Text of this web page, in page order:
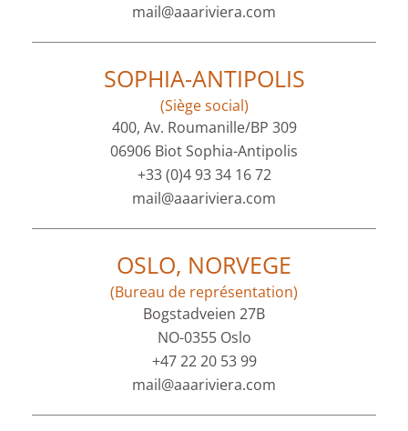
mail@aaariviera.com
SOPHIA-ANTIPOLIS
(Siège social)
400, Av. Roumanille/BP 309
06906 Biot Sophia-Antipolis
+33 (0)4 93 34 16 72
mail@aaariviera.com
OSLO, NORVEGE
(Bureau de représentation)
Bogstadveien 27B
NO-0355 Oslo
+47 22 20 53 99
mail@aaariviera.com